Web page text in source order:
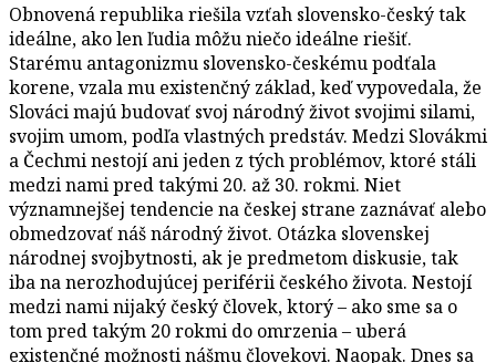
Obnovená republika riešila vzťah slovensko-český tak
ideálne, ako len ľudia môžu niečo ideálne riešiť.
Starému antagonizmu slovensko-českému podťala
korene, vzala mu existenčný základ, keď vypovedala, že
Slováci majú budovať svoj národný život svojimi silami,
svojim umom, podľa vlastných predstáv. Medzi Slovákmi
a Čechmi nestojí ani jeden z tých problémov, ktoré stáli
medzi nami pred takými 20. až 30. rokmi. Niet
významnejšej tendencie na českej strane zaznávať alebo
obmedzovať náš národný život. Otázka slovenskej
národnej svojbytnosti, ak je predmetom diskusie, tak
iba na nerozhodujúcej periférii českého života. Nestojí
medzi nami nijaký český človek, ktorý – ako sme sa o
tom pred takým 20 rokmi do omrzenia – uberá
existenčné možnosti nášmu človekovi. Naopak. Dnes sa